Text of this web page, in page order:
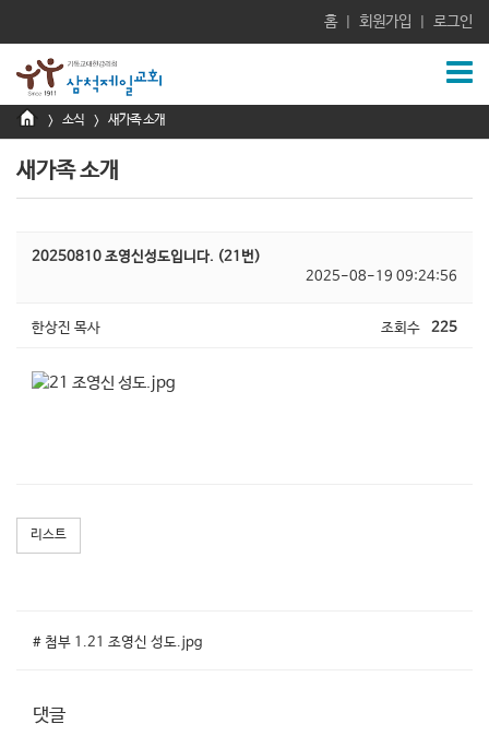
홈 회원가입 로그인
> 소식 > 새가족 소개
새가족 소개
20250810 조영신성도입니다. (21번)
2025-08-19 09:24:56
한상진 목사 조회수 225
리스트
# 첨부 1.21 조영신 성도.jpg
댓글